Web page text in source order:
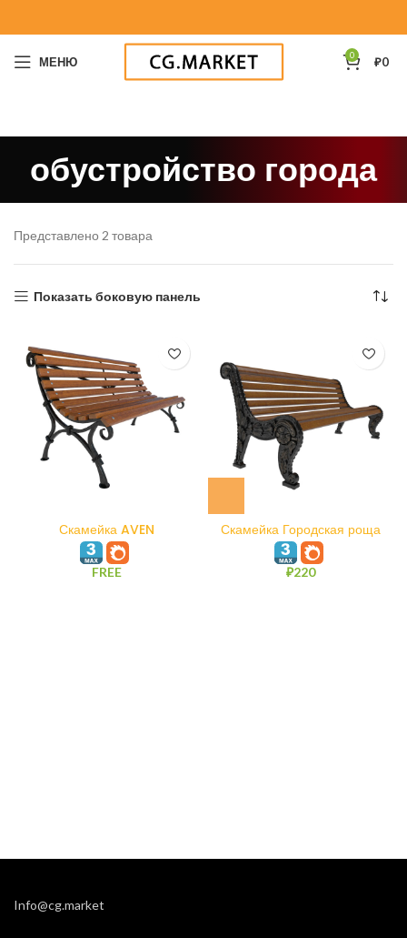
МЕНЮ 0 ₽0
обустройство города
Представлено 2 товара
Показать боковую панель
Скамейка AVEN
FREE
Скамейка Городская роща
₽220
Info@cg.market